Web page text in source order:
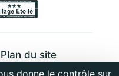
Plan du site
donne le contrôle sur